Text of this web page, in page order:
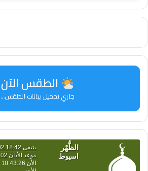
الطقس الآن
جاري تحميل بيانات الطقس...